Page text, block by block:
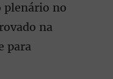
plenário no
na
para